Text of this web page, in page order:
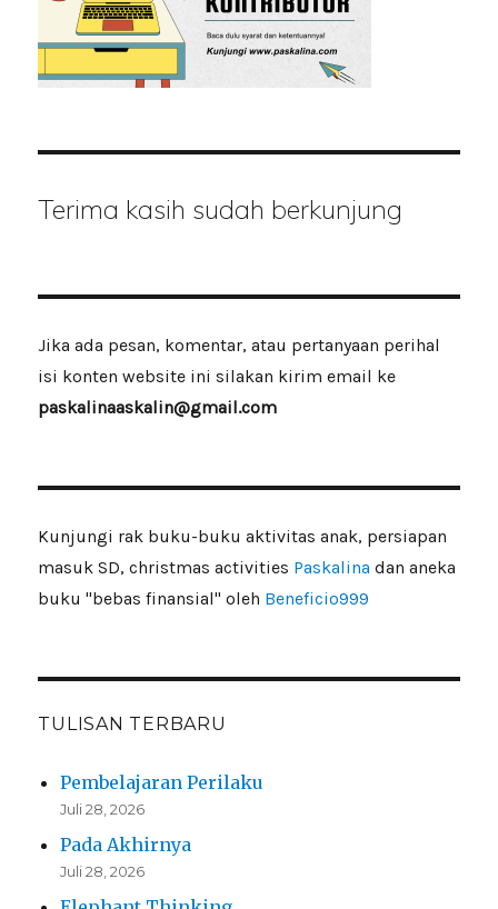
Terima kasih sudah berkunjung
Jika ada pesan, komentar, atau pertanyaan perihal
isi konten website ini silakan kirim email ke
paskalinaaskalin@gmail.com
Kunjungi rak buku-buku aktivitas anak, persiapan
masuk SD, christmas activities Paskalinadan aneka
buku "bebas finansial" oleh Beneficio999
TULISAN TERBARU
Pembelajaran Perilaku
Juli 28, 2026
Pada Akhirnya
Juli 28, 2026